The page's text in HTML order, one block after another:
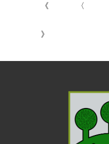
《 〈
》